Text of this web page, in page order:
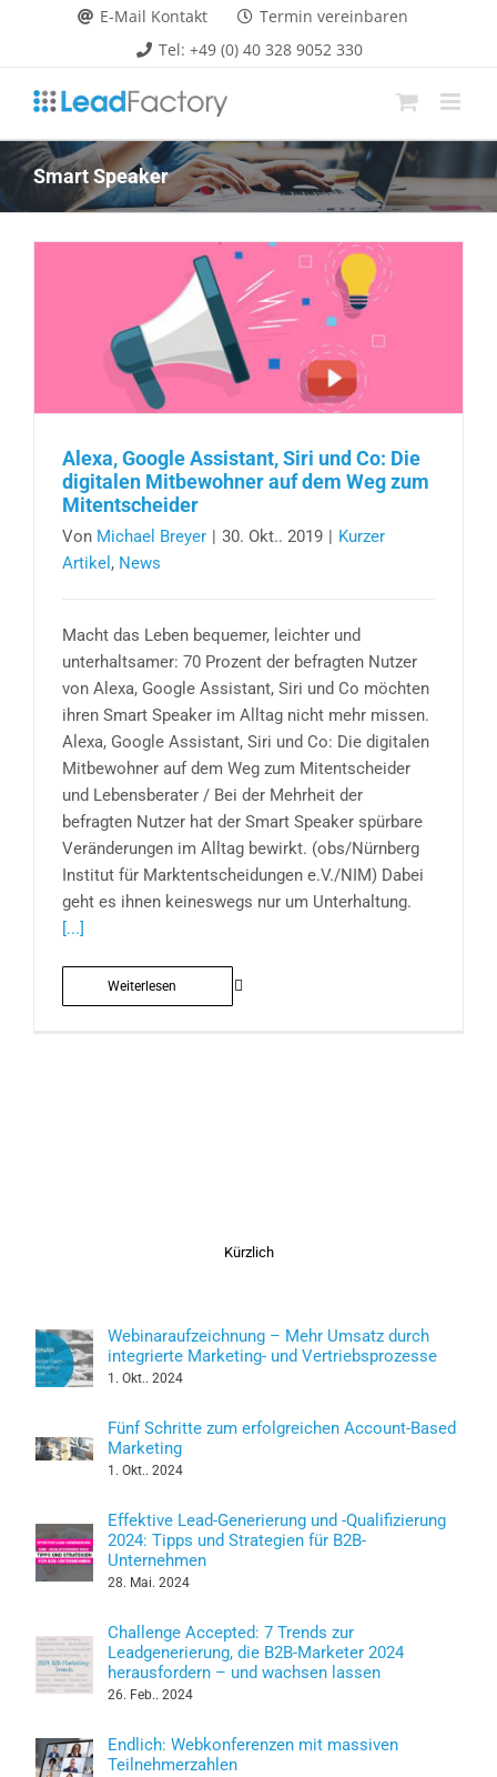
springen
E-Mail Kontakt
Termin vereinbaren
Tel: +49 (0) 40 328 9052 330
Smart Speaker
Alexa, Google Assistant, Siri und Co: Die
digitalen Mitbewohner auf dem Weg zum
Mitentscheider
Von Michael Breyer 30. Okt.. 2019
Kurzer
Artikel , News
Macht das Leben bequemer, leichter und
unterhaltsamer: 70 Prozent der befragten Nutzer
von Alexa, Google Assistant, Siri und Co möchten
ihren Smart Speaker im Alltag nicht mehr missen.
Alexa, Google Assistant, Siri und Co: Die digitalen
Mitbewohner auf dem Weg zum Mitentscheider
und Lebensberater / Bei der Mehrheit der
befragten Nutzer hat der Smart Speaker spürbare
Veränderungen im Alltag bewirkt. (obs/Nürnberg
Institut für Marktentscheidungen e.V./NIM) Dabei
geht es ihnen keineswegs nur um Unterhaltung.
[...]
Weiterlesen
Kürzlich
Webinaraufzeichnung – Mehr Umsatz durch
integrierte Marketing- und Vertriebsprozesse
1. Okt.. 2024
Fünf Schritte zum erfolgreichen Account-Based
Marketing
1. Okt.. 2024
Effektive Lead-Generierung und -Qualifizierung
2024: Tipps und Strategien für B2B-
Unternehmen
28. Mai. 2024
Challenge Accepted: 7 Trends zur
Leadgenerierung, die B2B-Marketer 2024
herausfordern – und wachsen lassen
26. Feb.. 2024
Endlich: Webkonferenzen mit massiven
Teilnehmerzahlen